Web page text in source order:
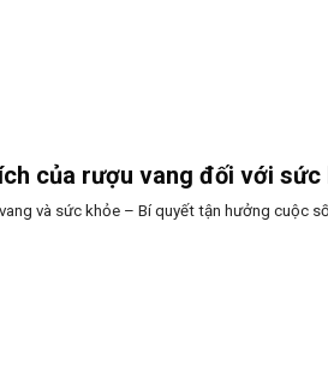
của rượu vang đối với sức
và sức khỏe – Bí quyết tận hưởng cuộc